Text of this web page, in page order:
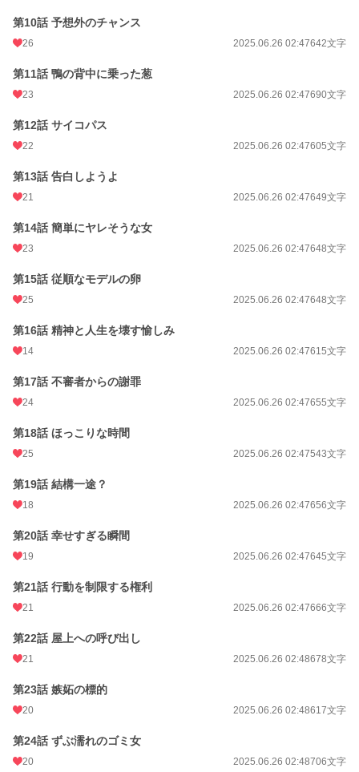
第10話 予想外のチャンス
26 2025.06.26 02:47642文字
第11話 鴨の背中に乗った葱
23 2025.06.26 02:47690文字
第12話 サイコパス
22 2025.06.26 02:47605文字
第13話 告白しようよ
21 2025.06.26 02:47649文字
第14話 簡単にヤレそうな女
23 2025.06.26 02:47648文字
第15話 従順なモデルの卵
25 2025.06.26 02:47648文字
第16話 精神と人生を壊す愉しみ
14 2025.06.26 02:47615文字
第17話 不審者からの謝罪
24 2025.06.26 02:47655文字
第18話 ほっこりな時間
25 2025.06.26 02:47543文字
第19話 結構一途？
18 2025.06.26 02:47656文字
第20話 幸せすぎる瞬間
19 2025.06.26 02:47645文字
第21話 行動を制限する権利
21 2025.06.26 02:47666文字
第22話 屋上への呼び出し
21 2025.06.26 02:48678文字
第23話 嫉妬の標的
20 2025.06.26 02:48617文字
第24話 ずぶ濡れのゴミ女
20 2025.06.26 02:48706文字